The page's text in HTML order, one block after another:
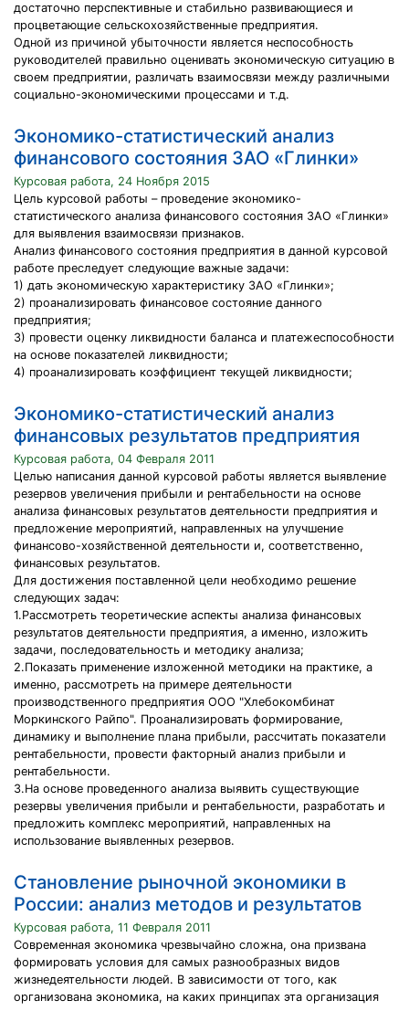
достаточно перспективные и стабильно развивающиеся и
процветающие сельскохозяйственные предприятия.
Одной из причиной убыточности является неспособность
руководителей правильно оценивать экономическую ситуацию в
своем предприятии, различать взаимосвязи между различными
социально-экономическими процессами и т.д.
Экономико-статистический анализ
финансового состояния ЗАО «Глинки»
Курсовая работа, 24 Ноября 2015
Цель курсовой работы – проведение экономико-
статистического анализа финансового состояния ЗАО «Глинки»
для выявления взаимосвязи признаков.
Анализ финансового состояния предприятия в данной курсовой
работе преследует следующие важные задачи:
1) дать экономическую характеристику ЗАО «Глинки»;
2) проанализировать финансовое состояние данного
предприятия;
3) провести оценку ликвидности баланса и платежеспособности
на основе показателей ликвидности;
4) проанализировать коэффициент текущей ликвидности;
Экономико-статистический анализ
финансовых результатов предприятия
Курсовая работа, 04 Февраля 2011
Целью написания данной курсовой работы является выявление
резервов увеличения прибыли и рентабельности на основе
анализа финансовых результатов деятельности предприятия и
предложение мероприятий, направленных на улучшение
финансово-хозяйственной деятельности и, соответственно,
финансовых результатов.
Для достижения поставленной цели необходимо решение
следующих задач:
1.Рассмотреть теоретические аспекты анализа финансовых
результатов деятельности предприятия, а именно, изложить
задачи, последовательность и методику анализа;
2.Показать применение изложенной методики на практике, а
именно, рассмотреть на примере деятельности
производственного предприятия ООО "Хлебокомбинат
Моркинского Райпо". Проанализировать формирование,
динамику и выполнение плана прибыли, рассчитать показатели
рентабельности, провести факторный анализ прибыли и
рентабельности.
3.На основе проведенного анализа выявить существующие
резервы увеличения прибыли и рентабельности, разработать и
предложить комплекс мероприятий, направленных на
использование выявленных резервов.
Становление рыночной экономики в
России: анализ методов и результатов
Курсовая работа, 11 Февраля 2011
Современная экономика чрезвычайно сложна, она призвана
формировать условия для самых разнообразных видов
жизнедеятельности людей. В зависимости от того, как
организована экономика, на каких принципах эта организация